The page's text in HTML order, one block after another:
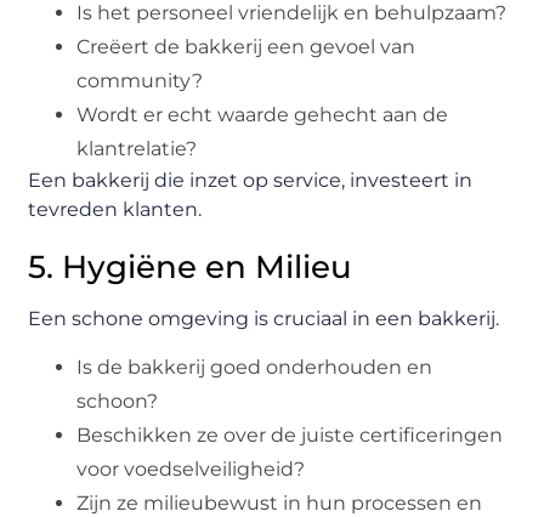
Is het personeel vriendelijk en behulpzaam?
Creëert de bakkerij een gevoel van
community?
Wordt er echt waarde gehecht aan de
klantrelatie?
Een bakkerij die inzet op service, investeert in
tevreden klanten.
5. Hygiëne en Milieu
Een schone omgeving is cruciaal in een bakkerij.
Is de bakkerij goed onderhouden en
schoon?
Beschikken ze over de juiste certificeringen
voor voedselveiligheid?
Zijn ze milieubewust in hun processen en